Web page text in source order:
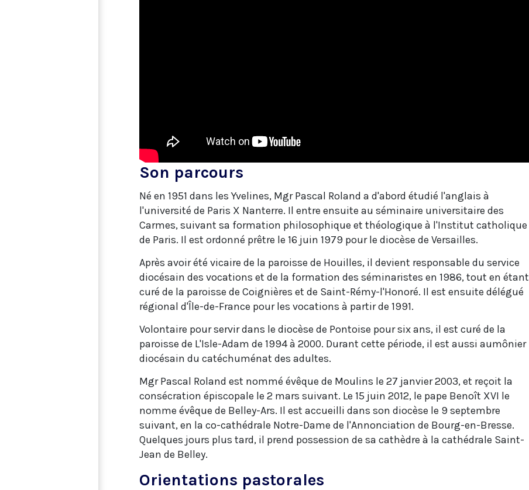
Son parcours
Né en 1951 dans les Yvelines, Mgr Pascal Roland a d'abord étudié l'anglais à
l'université de Paris X Nanterre. Il entre ensuite au séminaire universitaire des
Carmes, suivant sa formation philosophique et théologique à l'Institut catholique
de Paris. Il est ordonné prêtre le 16 juin 1979 pour le diocèse de Versailles.
Après avoir été vicaire de la paroisse de Houilles, il devient responsable du service
diocésain des vocations et de la formation des séminaristes en 1986, tout en étant
curé de la paroisse de Coignières et de Saint-Rémy-l'Honoré. Il est ensuite délégué
régional d'Île-de-France pour les vocations à partir de 1991.
Volontaire pour servir dans le diocèse de Pontoise pour six ans, il est curé de la
paroisse de L'Isle-Adam de 1994 à 2000. Durant cette période, il est aussi aumônier
diocésain du catéchuménat des adultes.
Mgr Pascal Roland est nommé évêque de Moulins le 27 janvier 2003, et reçoit la
consécration épiscopale le 2 mars suivant. Le 15 juin 2012, le pape Benoît XVI le
nomme évêque de Belley-Ars. Il est accueilli dans son diocèse le 9 septembre
suivant, en la co-cathédrale Notre-Dame de l'Annonciation de Bourg-en-Bresse.
Quelques jours plus tard, il prend possession de sa cathèdre à la cathédrale Saint-
Jean de Belley.
Orientations pastorales